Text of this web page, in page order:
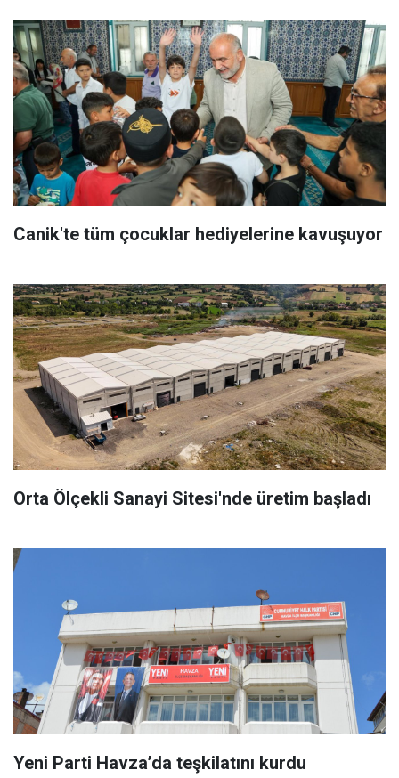
Canik'te tüm çocuklar hediyelerine kavuşuyor
Orta Ölçekli Sanayi Sitesi'nde üretim başladı
Yeni Parti Havza’da teşkilatını kurdu